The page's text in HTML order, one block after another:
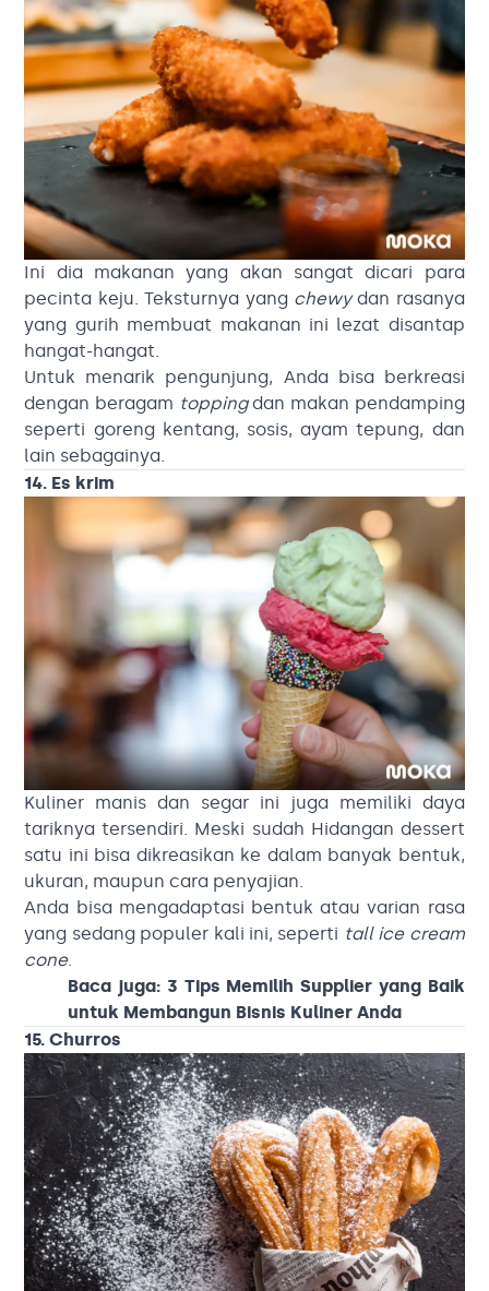
Ini dia makanan yang akan sangat dicari para
pecinta keju. Teksturnya yang chewydan rasanya
yang gurih membuat makanan ini lezat disantap
hangat-hangat.
Untuk menarik pengunjung, Anda bisa berkreasi
dengan beragam toppingdan makan pendamping
seperti goreng kentang, sosis, ayam tepung, dan
lain sebagainya.
14. Es krim
Kuliner manis dan segar ini juga memiliki daya
tariknya tersendiri. Meski sudah Hidangan dessert
satu ini bisa dikreasikan ke dalam banyak bentuk,
ukuran, maupun cara penyajian.
Anda bisa mengadaptasi bentuk atau varian rasa
yang sedang populer kali ini, seperti tall ice cream
cone.
Baca juga: 3 Tips Memilih Supplier yang Baik
untuk Membangun Bisnis Kuliner Anda
15. Churros